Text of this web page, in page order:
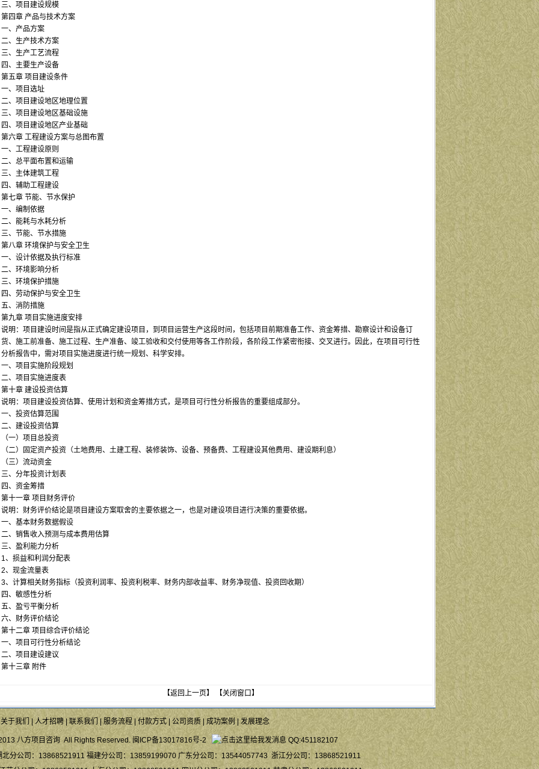
三、项目建设规模
第四章 产品与技术方案
一、产品方案
二、生产技术方案
三、生产工艺流程
四、主要生产设备
第五章 项目建设条件
一、项目选址
二、项目建设地区地理位置
三、项目建设地区基础设施
四、项目建设地区产业基础
第六章 工程建设方案与总图布置
一、工程建设原则
二、总平面布置和运输
三、主体建筑工程
四、辅助工程建设
第七章 节能、节水保护
一、编制依据
二、能耗与水耗分析
三、节能、节水措施
第八章 环境保护与安全卫生
一、设计依据及执行标准
二、环境影响分析
三、环境保护措施
四、劳动保护与安全卫生
五、消防措施
第九章 项目实施进度安排
说明：项目建设时间是指从正式确定建设项目，到项目运营生产这段时间，包括项目前期准备工作、资金筹措、勘察设计和设备订
货、施工前准备、施工过程、生产准备、竣工验收和交付使用等各工作阶段，各阶段工作紧密衔接、交叉进行。因此，在项目可行性
分析报告中，需对项目实施进度进行统一规划、科学安排。
一、项目实施阶段规划
二、项目实施进度表
第十章 建设投资估算
说明：项目建设投资估算、使用计划和资金筹措方式，是项目可行性分析报告的重要组成部分。
一、投资估算范围
二、建设投资估算
（一）项目总投资
（二）固定资产投资（土地费用、土建工程、装修装饰、设备、预备费、工程建设其他费用、建设期利息）
（三）流动资金
三、分年投资计划表
四、资金筹措
第十一章 项目财务评价
说明：财务评价结论是项目建设方案取舍的主要依据之一，也是对建设项目进行决策的重要依据。
一、基本财务数据假设
二、销售收入预测与成本费用估算
三、盈利能力分析
1、损益和利润分配表
2、现金流量表
3、计算相关财务指标（投资利润率、投资利税率、财务内部收益率、财务净现值、投资回收期）
四、敏感性分析
五、盈亏平衡分析
六、财务评价结论
第十二章 项目综合评价结论
一、项目可行性分析结论
二、项目建设建议
第十三章 附件
【返回上一页】 【关闭窗口】
关于我们 |人才招聘| 联系我们 服务流程| 付款方式| 公司资质| 成功案例 | 发展理念
八方项目咨询 All Rights Reserved. 闽ICP备13017816号-2
QQ:451182107
分公司：13868521911 福建分公司：13859199070 广东分公司：13544057743 浙江分公司：13868521911